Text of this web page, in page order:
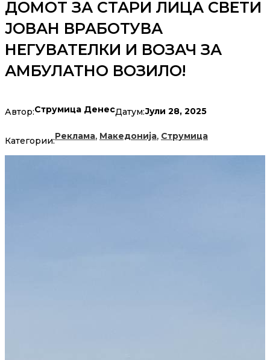
ДОМОТ ЗА СТАРИ ЛИЦА СВЕТИ
ЈОВАН ВРАБОТУВА
НЕГУВАТЕЛКИ И ВОЗАЧ ЗА
АМБУЛАТНО ВОЗИЛО!
Автор:Струмица ДенесДатум:Јули 28, 2025
Категории:Реклама, Македонија, Струмица